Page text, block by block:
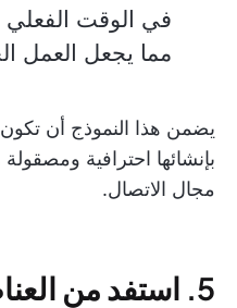
في الوقت الفعلي
مما يجعل العمل
يضمن هذا النموذج أن
بإنشائها احترافية
مجال الاتصال.
5. استفد من